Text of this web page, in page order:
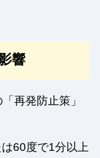
響
再発防止策」
60度で1分以上